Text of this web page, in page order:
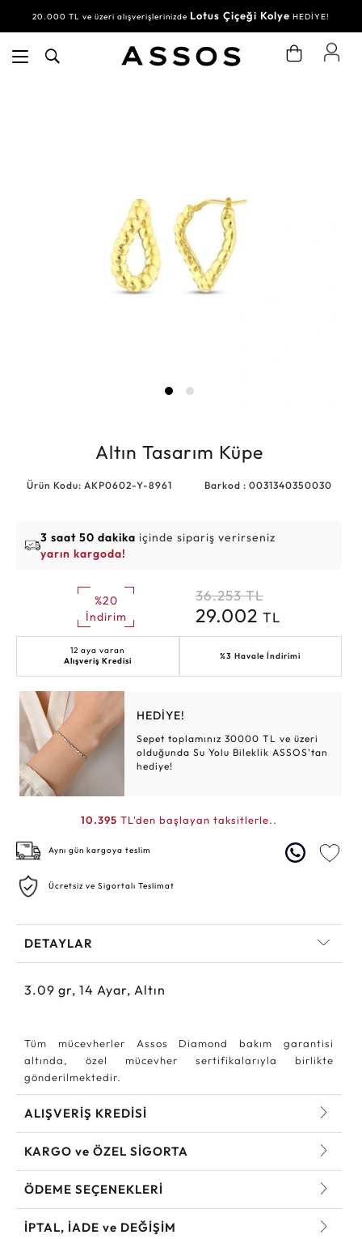
20.000 TL ve üzeri alışverişlerinizde Lotus Çiçeği Kolye HEDİYE!
Altın Tasarım Küpe
Ürün Kodu: AKP0602-Y-8961 Barkod : 0031340350030
3 saat 50 dakika içinde sipariş verirseniz
yarın kargoda!
%20
İndirim
36.253 TL
29.002 TL
12 aya varan
Alışveriş Kredisi
%3 Havale İndirimi
HEDİYE!
Sepet toplamınız 30000 TL ve üzeri
olduğunda Su Yolu Bileklik ASSOS'tan
hediye!
10.395 TL'den başlayan taksitlerle..
Aynı gün kargoya teslim
Ücretsiz ve Sigortalı Teslimat
DETAYLAR
3.09 gr, 14 Ayar, Altın
Tüm mücevherler Assos Diamond bakım garantisi
altında, özel mücevher sertifikalarıyla birlikte
gönderilmektedir.
ALIŞVERİŞ KREDİSİ
KARGO ve ÖZEL SİGORTA
ÖDEME SEÇENEKLERİ
İPTAL, İADE ve DEĞİŞİM